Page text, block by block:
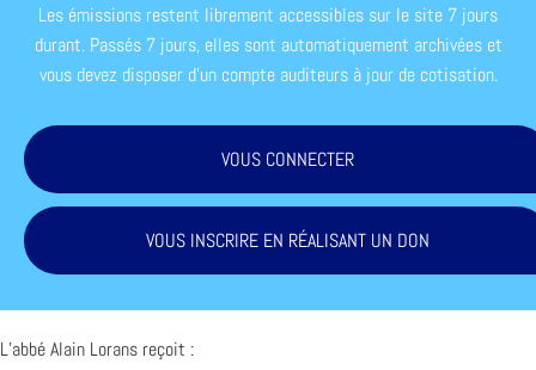
Les émissions restent librement accessibles sur le site 7 jours
durant. Passés 7 jours, elles sont automatiquement archivées et
vous devez disposer d'un compte auditeurs à jour de cotisation.
VOUS CONNECTER
VOUS INSCRIRE EN RÉALISANT UN DON
L’abbé Alain Lorans reçoit :